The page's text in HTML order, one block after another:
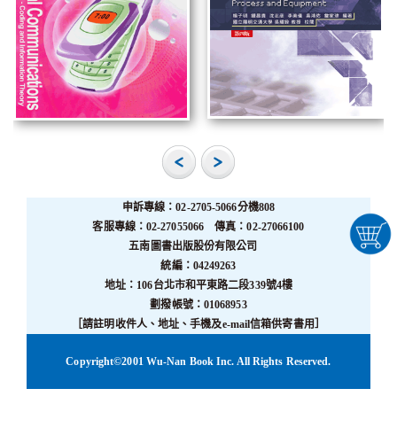
申訴專線：02-2705-5066分機808
客服專線：02-27055066 傳真：02-27066100
五南圖書出版股份有限公司
統編：04249263
地址：106台北市和平東路二段339號4樓
劃撥帳號：01068953
［請註明收件人、地址、手機及e-mail信箱供寄書用］
Copyright©2001 Wu-Nan Book Inc. All Rights Reserved.